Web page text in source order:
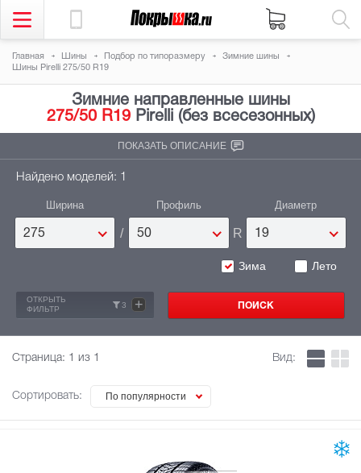
Главная Шины Подбор по типоразмеру
Зимние шины
Шины Pirelli 275/50 R19
Зимние направленные шины
275/50 R19Pirelli (без всесезонных)
ПОКАЗАТЬ ОПИСАНИЕ
Найдено моделей: 1
Ширина
275 /
Профиль
50 R
Диаметр
19
Зима Лето
ОТКРЫТЬ
ФИЛЬТР
3 +
Страница: 1 из 1
Сортировать: По популярности
Вид: